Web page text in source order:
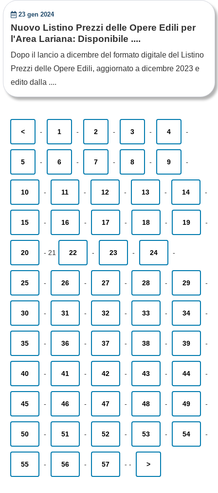
23 gen 2024
Nuovo Listino Prezzi delle Opere Edili per
l'Area Lariana: Disponibile ....
Dopo il lancio a dicembre del formato digitale del Listino
Prezzi delle Opere Edili, aggiornato a dicembre 2023 e
edito dalla ....
< - 1 - 2 - 3 - 4 -
5 - 6 - 7 - 8 - 9 -
10 - 11 - 12 - 13 - 14 -
15 - 16 - 17 - 18 - 19 -
20 - 21 22 - 23 - 24 -
25 - 26 - 27 - 28 - 29 -
30 - 31 - 32 - 33 - 34 -
35 - 36 - 37 - 38 - 39 -
40 - 41 - 42 - 43 - 44 -
45 - 46 - 47 - 48 - 49 -
50 - 51 - 52 - 53 - 54 -
55 - 56 - 57 - - >